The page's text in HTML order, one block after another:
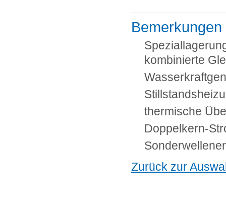
Bemerkungen
kombinierte
thermische
Doppelkern-
Zurück zur